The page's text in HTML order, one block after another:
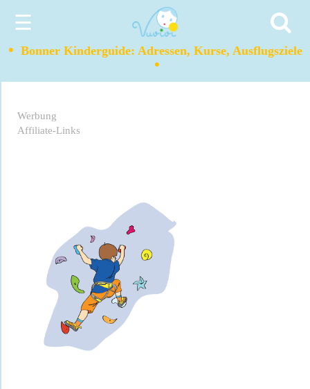
☰
• Bonner Kinderguide: Adressen, Kurse, Ausflugsziele
•
Werbung
Affiliate-Links